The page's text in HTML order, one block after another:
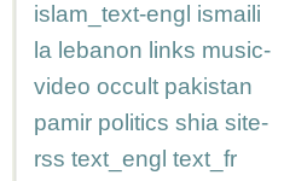
islam_text-engl ismaili
la lebanon links music-
video occult pakistan
pamir politics shia site-
rss text_engl text_fr